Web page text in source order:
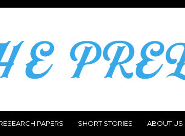
PAPERS SHORT STORIES ABOUT US